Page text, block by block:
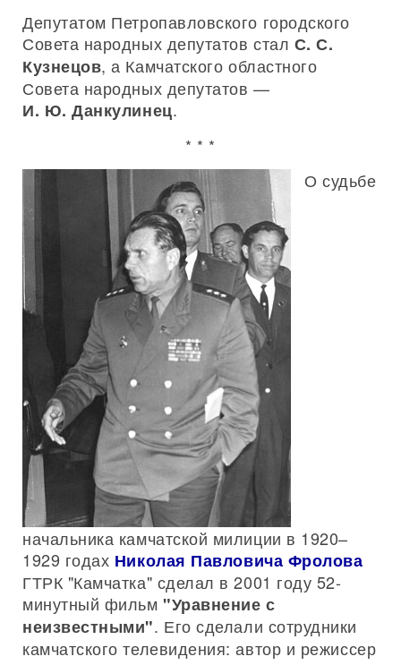
Депутатом Петропавловского городского
Совета народных депутатов стал С. С.
Кузнецов, а Камчатского областного
Совета народных депутатов —
И. Ю. Данкулинец.
* * *
О судьбе
начальника камчатской милиции в 1920–
1929 годах Николая Павловича Фролова
ГТРК "Камчатка" сделал в 2001 году 52-
минутный фильм "Уравнение с
неизвестными". Его сделали сотрудники
камчатского телевидения: автор и режиссер